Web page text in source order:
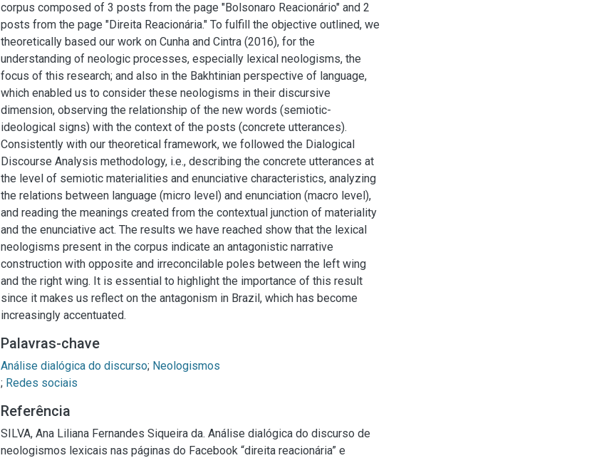
corpus composed of 3 posts from the page "Bolsonaro Reacionário" and 2
posts from the page "Direita Reacionária." To fulfill the objective outlined, we
theoretically based our work on Cunha and Cintra (2016), for the
understanding of neologic processes, especially lexical neologisms, the
focus of this research; and also in the Bakhtinian perspective of language,
which enabled us to consider these neologisms in their discursive
dimension, observing the relationship of the new words (semiotic-
ideological signs) with the context of the posts (concrete utterances).
Consistently with our theoretical framework, we followed the Dialogical
Discourse Analysis methodology, i.e., describing the concrete utterances at
the level of semiotic materialities and enunciative characteristics, analyzing
the relations between language (micro level) and enunciation (macro level),
and reading the meanings created from the contextual junction of materiality
and the enunciative act. The results we have reached show that the lexical
neologisms present in the corpus indicate an antagonistic narrative
construction with opposite and irreconcilable poles between the left wing
and the right wing. It is essential to highlight the importance of this result
since it makes us reflect on the antagonism in Brazil, which has become
increasingly accentuated.
Palavras-chave
Análise dialógica do discurso;
; Redes sociais
Referência
SILVA, Ana Liliana Fernandes Siqueira da. Análise dialógica do discurso de
neologismos lexicais nas páginas do Facebook “direita reacionária” e